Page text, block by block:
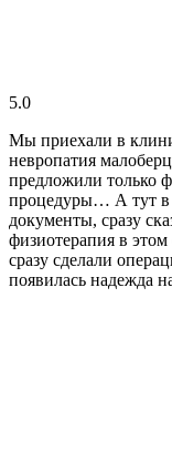
5.0
Мы приехали в
невропатия
предложили только
процедуры… А тут в
документы, сразу
физиотерапия в
сразу сделали
появилась надежда